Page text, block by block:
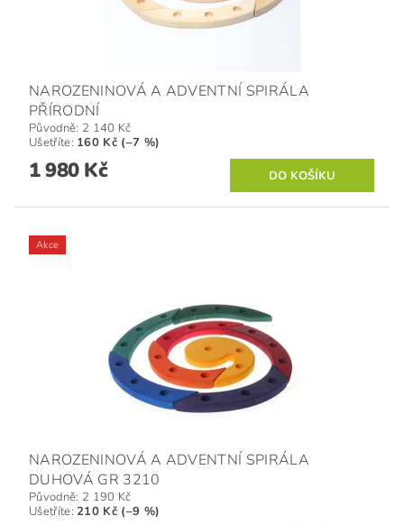
NAROZENINOVÁ A ADVENTNÍ SPIRÁLA
PŘÍRODNÍ
Původně: 2 140 Kč
Ušetříte: 160 Kč (–7 %)
1 980 Kč
Akce
NAROZENINOVÁ A ADVENTNÍ SPIRÁLA
DUHOVÁ GR 3210
Původně: 2 190 Kč
Ušetříte: 210 Kč (–9 %)